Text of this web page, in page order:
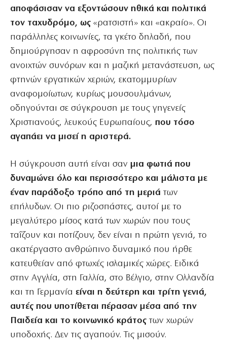
αποφάσισαν να εξοντώσουν ηθικά και πολιτικά
τον ταχυδρόμο, ως «ρατσιστή» και «ακραίο». Οι
παράλληλες κοινωνίες, τα γκέτο δηλαδή, που
δημιούργησαν η αφροσύνη της πολιτικής των
ανοιχτών συνόρων και η μαζική μετανάστευση, ως
φτηνών εργατικών χεριών, εκατομμυρίων
αναφομοίωτων, κυρίως μουσουλμάνων,
οδηγούνται σε σύγκρουση με τους γηγενείς
Χριστιανούς, λευκούς Ευρωπαίους, που τόσο
αγαπάει να μισεί η αριστερά.
Η σύγκρουση αυτή είναι σαν μια φωτιά που
δυναμώνει όλο και περισσότερο και μάλιστα με
έναν παράδοξο τρόπο από τη μεριά των
επήλυδων. Οι πιο ριζοσπάστες, αυτοί με το
μεγαλύτερο μίσος κατά των χωρών που τους
ταΐζουν και ποτίζουν, δεν είναι η πρώτη γενιά, το
ακατέργαστο ανθρώπινο δυναμικό που ήρθε
κατευθείαν από φτωχές ισλαμικές χώρες. Ειδικά
στην Αγγλία, στη Γαλλία, στο Βέλγιο, στην Ολλανδία
και τη Γερμανία είναι η δεύτερη και τρίτη γενιά,
αυτές που υποτίθεται πέρασαν μέσα από την
Παιδεία και το κοινωνικό κράτος των χωρών
υποδοχής. Δεν τις αγαπούν. Τις μισούν.